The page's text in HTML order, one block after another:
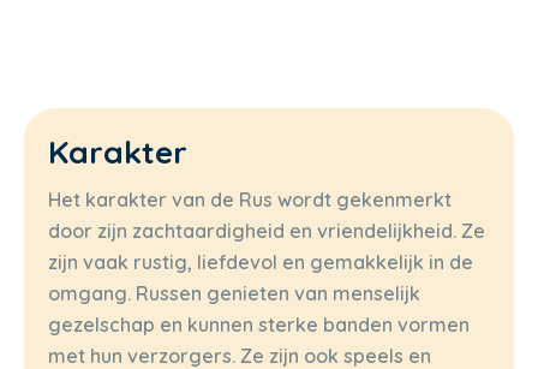
Karakter
Het karakter van de Rus wordt gekenmerkt
door zijn zachtaardigheid en vriendelijkheid. Ze
zijn vaak rustig, liefdevol en gemakkelijk in de
omgang. Russen genieten van menselijk
gezelschap en kunnen sterke banden vormen
met hun verzorgers. Ze zijn ook speels en